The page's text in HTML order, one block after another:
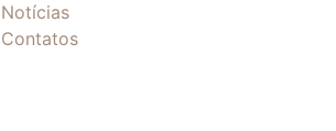
Notícias
Contatos